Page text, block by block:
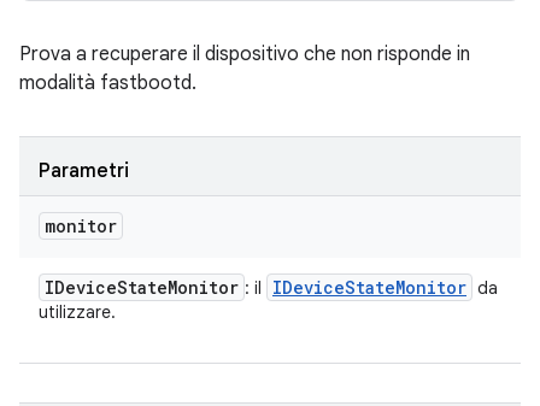
Prova a recuperare il dispositivo che non risponde in
modalità fastbootd.
Parametri
monitor
IDeviceStateMonitor : il IDeviceStateMonitor da
utilizzare.